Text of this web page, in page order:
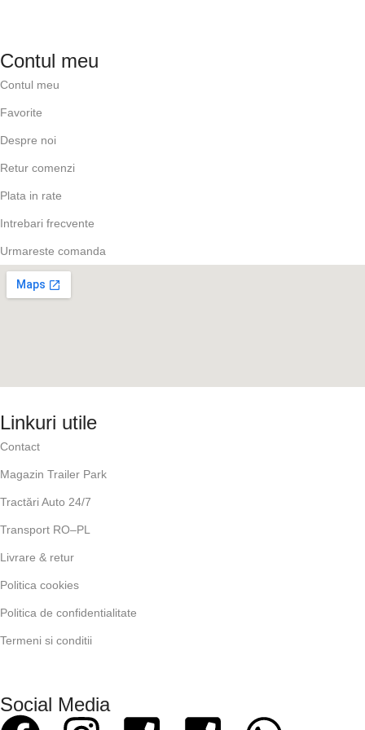
Contul meu
Contul meu
Favorite
Despre noi
Retur comenzi
Plata in rate
Intrebari frecvente
Urmareste comanda
Linkuri utile
Contact
Magazin Trailer Park
Tractări Auto 24/7
Transport RO–PL
Livrare & retur
Politica cookies
Politica de confidentialitate
Termeni si conditii
Social Media